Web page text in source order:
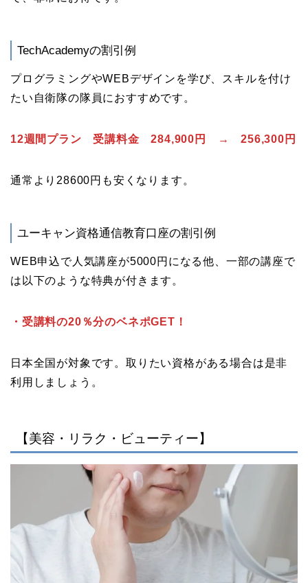
TechAcademyの割引例
プログラミングやWEBデザインを学び、スキルを付け
たい自衛隊の隊員におすすめです。
12週間プラン 受講料金 284,900円 → 256,300円
通常より28600円も安くなります。
ユーキャン資格通信教育口座の割引例
WEB申込で人気講座が5000円になる他、一部の講座で
は以下のような特典が付きます。
・受講料の20％分のベネポGET！
日本全国が対象です。取りたい資格がある場合は是非
利用しましょう。
【美容・リラク・ビューティー】